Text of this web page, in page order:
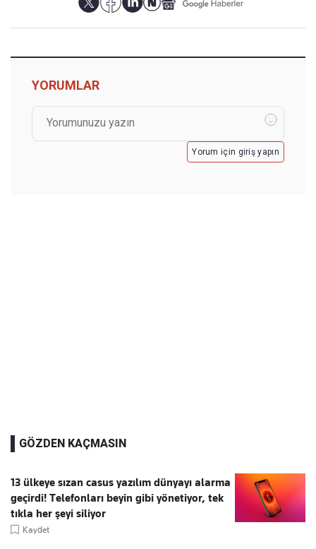
YORUMLAR
Yorum için giriş yapın
GÖZDEN KAÇMASIN
13 ülkeye sızan casus yazılım dünyayı alarma
geçirdi! Telefonları beyin gibi yönetiyor, tek
tıkla her şeyi siliyor
Kaydet